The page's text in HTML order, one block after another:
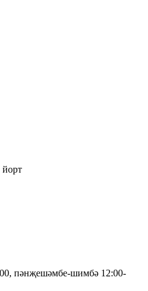
пәнҗешәмбе-шимбә 12:00-